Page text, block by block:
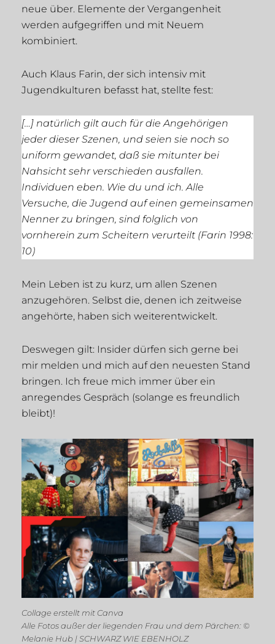
neue über. Elemente der Vergangenheit
werden aufgegriffen und mit Neuem
kombiniert.
Auch Klaus Farin, der sich intensiv mit
Jugendkulturen befasst hat, stellte fest:
[…] natürlich gilt auch für die Angehörigen
jeder dieser Szenen, und seien sie noch so
uniform gewandet, daß sie mitunter bei
Nahsicht sehr verschieden ausfallen.
Individuen eben. Wie du und ich. Alle
Versuche, die Jugend auf einen gemeinsamen
Nenner zu bringen, sind folglich von
vornherein zum Scheitern verurteilt (Farin 1998:
10)
Mein Leben ist zu kurz, um allen Szenen
anzugehören. Selbst die, denen ich zeitweise
angehörte, haben sich weiterentwickelt.
Deswegen gilt: Insider dürfen sich gerne bei
mir melden und mich auf den neuesten Stand
bringen. Ich freue mich immer über ein
anregendes Gespräch (solange es freundlich
bleibt)!
Collage erstellt mit Canva
Alle Fotos außer der liegenden Frau und dem Pärchen: ©
Melanie Hub | SCHWARZ WIE EBENHOLZ